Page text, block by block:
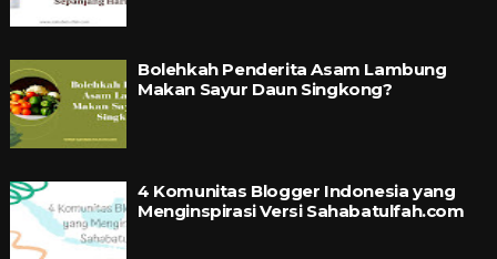
Bolehkah Penderita Asam Lambung
Makan Sayur Daun Singkong?
4 Komunitas Blogger Indonesia yang
Menginspirasi Versi Sahabatulfah.com